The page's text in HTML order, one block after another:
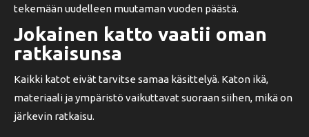
tekemään uudelleen muutaman vuoden päästä.
Jokainen katto vaatii oman
ratkaisunsa
Kaikki katot eivät tarvitse samaa käsittelyä. Katon ikä,
materiaali ja ympäristö vaikuttavat suoraan siihen, mikä on
järkevin ratkaisu.